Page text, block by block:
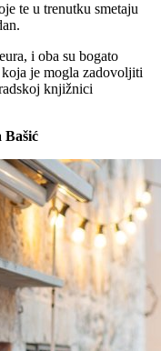
te u trenutku smetaju
i oba su bogato
je mogla zadovoljiti
knjižnici
Bašić